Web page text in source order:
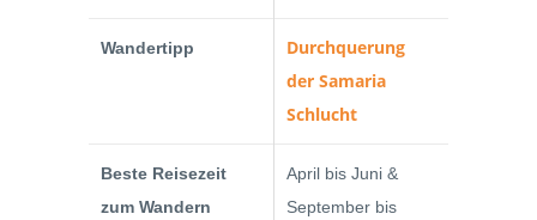
Wandertipp
Durchquerung
der Samaria
Schlucht
Beste Reisezeit
zum Wandern
April bis Juni &
September bis